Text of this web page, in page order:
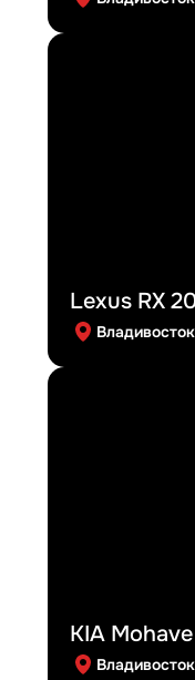
Lexus RX
Владивосток
KIA Mohave
Владивосток